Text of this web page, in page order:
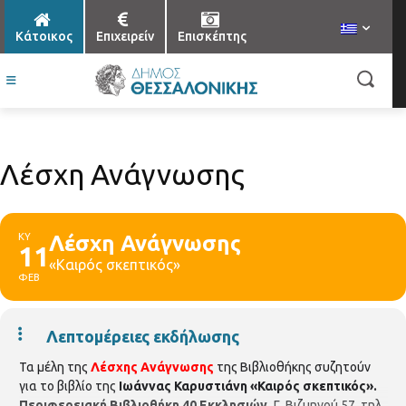
Κάτοικος Επιχειρείν Επισκέπτης
Λέσχη Ανάγνωσης
ΚΥ
11
ΦΕΒ
Λέσχη Ανάγνωσης
«Καιρός σκεπτικός»
Λεπτομέρειες εκδήλωσης
Τα μέλη της Λέσχης Ανάγνωσης της Βιβλιοθήκης συζητούν
για το βιβλίο της Ιωάννας Καρυστιάνη «Καιρός σκεπτικός».